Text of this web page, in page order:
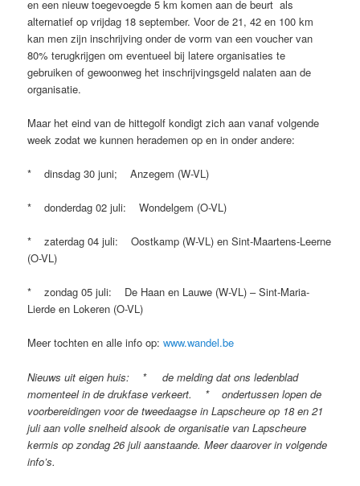
en een nieuw toegevoegde 5 km komen aan de beurt als
alternatief op vrijdag 18 september. Voor de 21, 42 en 100 km
kan men zijn inschrijving onder de vorm van een voucher van
80% terugkrijgen om eventueel bij latere organisaties te
gebruiken of gewoonweg het inschrijvingsgeld nalaten aan de
organisatie.
Maar het eind van de hittegolf kondigt zich aan vanaf volgende
week zodat we kunnen herademen op en in onder andere:
* dinsdag 30 juni; Anzegem (W-VL)
* donderdag 02 juli: Wondelgem (O-VL)
* zaterdag 04 juli: Oostkamp (W-VL) en Sint-Maartens-Leerne
(O-VL)
* zondag 05 juli: De Haan en Lauwe (W-VL) – Sint-Maria-
Lierde en Lokeren (O-VL)
Meer tochten en alle info op:www.wandel.be
Nieuws uit eigen huis: * de melding dat ons ledenblad
momenteel in de drukfase verkeert. * ondertussen lopen de
voorbereidingen voor de tweedaagse in Lapscheure op 18 en 21
juli aan volle snelheid alsook de organisatie van Lapscheure
kermis op zondag 26 juli aanstaande. Meer daarover in volgende
info’s.